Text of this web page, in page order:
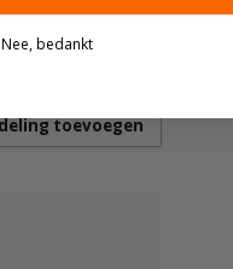
toevoegen
Nee, bedankt